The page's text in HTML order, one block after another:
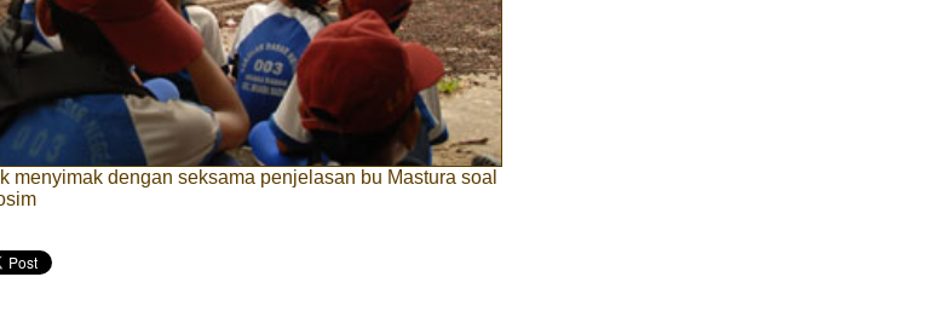
menyimak dengan seksama penjelasan bu Mastura soal